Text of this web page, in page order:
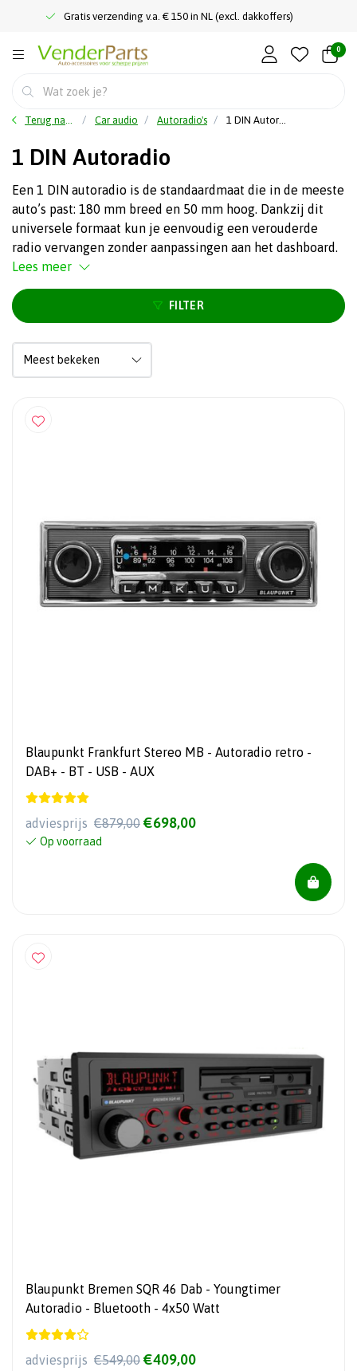
Gratis verzending v.a. € 150 in NL (excl. dakkoffers)
0
Terug naar home Car audio Autoradio's 1 DIN Autoradio
1 DIN Autoradio
Een 1 DIN autoradio is de standaardmaat die in de meeste
auto’s past: 180 mm breed en 50 mm hoog. Dankzij dit
universele formaat kun je eenvoudig een verouderde
radio vervangen zonder aanpassingen aan het dashboard.
Lees meer
FILTER
Blaupunkt Frankfurt Stereo MB - Autoradio retro -
DAB+ - BT - USB - AUX
adviesprijs €879,00 €698,00
Op voorraad
Blaupunkt Bremen SQR 46 Dab - Youngtimer
Autoradio - Bluetooth - 4x50 Watt
adviesprijs €549,00 €409,00